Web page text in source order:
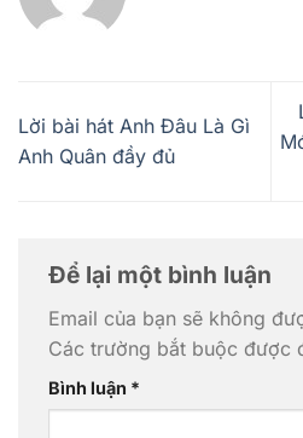
Lời bài hát Anh Đâu Là Gì
Anh Quân đầy đủ
Để lại một bình luận
Email của bạn sẽ không
Các trường bắt buộc được
Bình luận *